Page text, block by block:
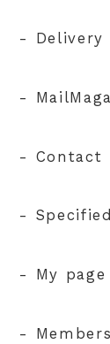
- Delivery
-
- Contact
-
- My page
-